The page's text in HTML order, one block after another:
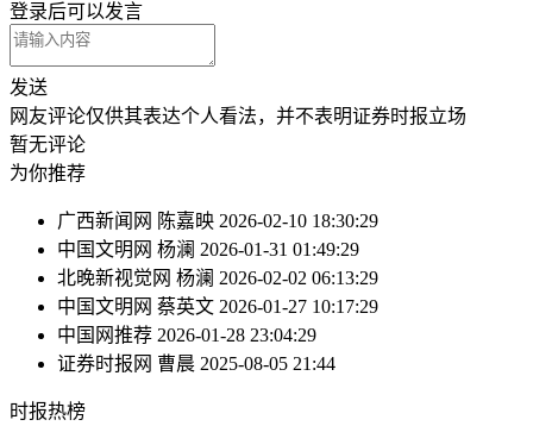
登录后可以发言
发送
网友评论仅供其表达个人看法，并不表明证券时报立场
暂无评论
为你推荐
广西新闻网 陈嘉映 2026-02-10 18:30:29
中国文明网 杨澜 2026-01-31 01:49:29
北晚新视觉网 杨澜 2026-02-02 06:13:29
中国文明网 蔡英文 2026-01-27 10:17:29
中国网推荐 2026-01-28 23:04:29
证券时报网 曹晨 2025-08-05 21:44
时报热榜